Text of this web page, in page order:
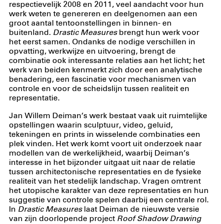
respectievelijk 2008 en 2011, veel aandacht voor hun
werk weten te genereren en deelgenomen aan een
groot aantal tentoonstellingen in binnen- en
buitenland. Drastic Measuresbrengt hun werk voor
het eerst samen. Ondanks de nodige verschillen in
opvatting, werkwijze en uitvoering, brengt de
combinatie ook interessante relaties aan het licht; het
werk van beiden kenmerkt zich door een analytische
benadering, een fascinatie voor mechanismen van
controle en voor de scheidslijn tussen realiteit en
representatie.
Jan Willem Deiman’s werk bestaat vaak uit ruimtelijke
opstellingen waarin sculptuur, video, geluid,
tekeningen en prints in wisselende combinaties een
plek vinden. Het werk komt voort uit onderzoek naar
modellen van de werkelijkheid, waarbij Deiman’s
interesse in het bijzonder uitgaat uit naar de relatie
tussen architectonische representaties en de fysieke
realiteit van het stedelijk landschap. Vragen omtrent
het utopische karakter van deze representaties en hun
suggestie van controle spelen daarbij een centrale rol.
In Drastic Measureslaat Deiman de nieuwste versie
van zijn doorlopende project Roof Shadow Drawing